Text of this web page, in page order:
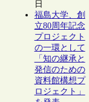
日
福島大学、創
立80周年記念
プロジェクト
の一環として
「知の継承と
発信のための
資料館構想プ
ロジェクト」